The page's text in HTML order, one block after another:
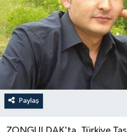
Paylaş
Sinema
Sivil Toplum
Siyaset
Spor
Tarım
Turizm